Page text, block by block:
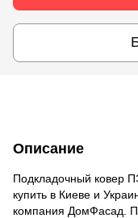
Описание
Подкладочный ковер
купить в Киеве и
компания ДомФасад.